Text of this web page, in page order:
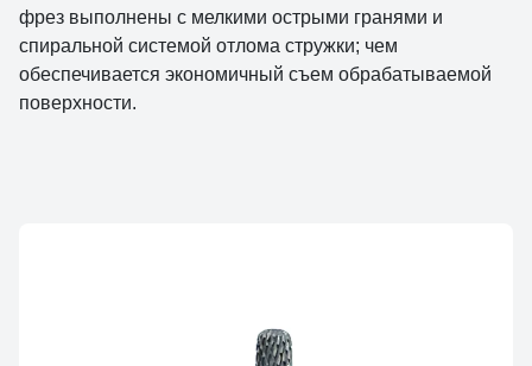
фрез выполнены с мелкими острыми гранями и
спиральной системой отлома стружки; чем
обеспечивается экономичный съем обрабатываемой
поверхности.